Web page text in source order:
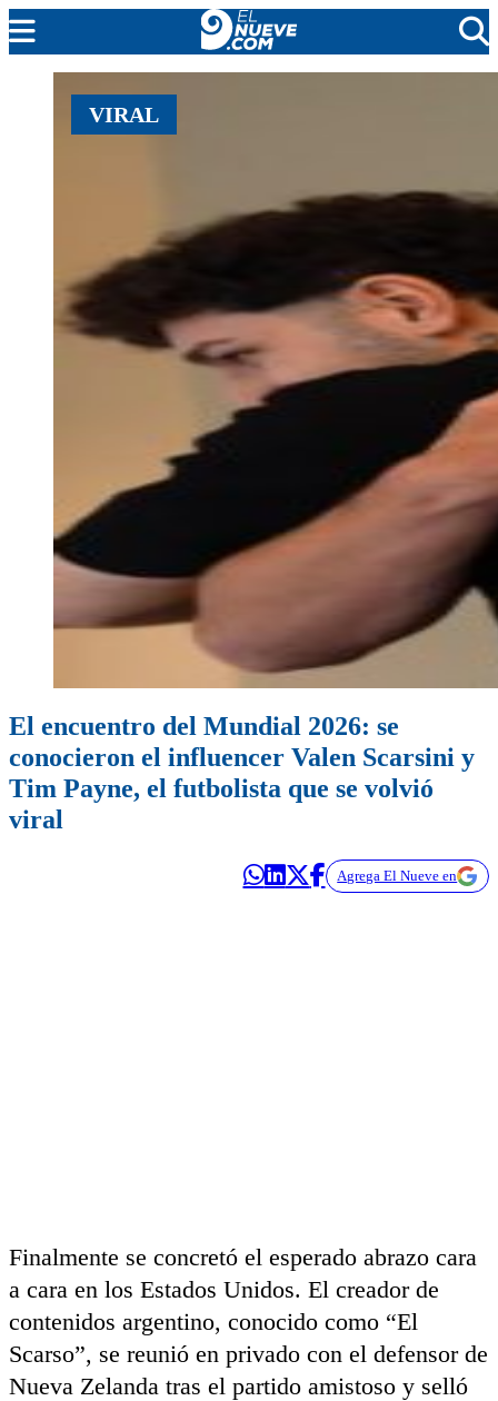
MENDOZA
CADA DÍA
PROTAGONISTAS
EL NUEVE STREAMS
EN VIVO
VIRAL
El encuentro del Mundial 2026: se
conocieron el influencer Valen Scarsini y
Tim Payne, el futbolista que se volvió
viral
Agrega El Nueve en
Finalmente se concretó el esperado abrazo cara
a cara en los Estados Unidos. El creador de
contenidos argentino, conocido como “El
Scarso”, se reunió en privado con el defensor de
Nueva Zelanda tras el partido amistoso y selló